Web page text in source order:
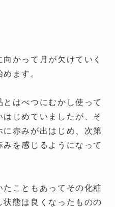
かって月が欠けていく
ます。
はべつにむかし使って
じめていましたが、そ
赤みが出はじめ、次第
を感じるようになって
たこともあってその化粧
態は良くなったものの